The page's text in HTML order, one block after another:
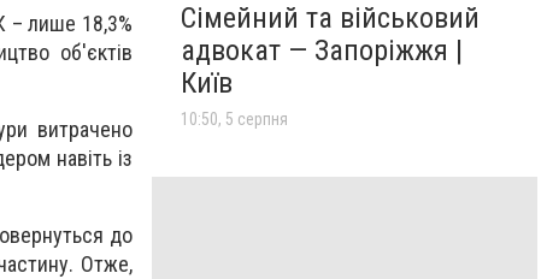
– лише 18,3%
об'єктів
витрачено
навіть із
до
Отже,
Сімейний та військовий
адвокат — Запоріжжя |
Київ
10:50, 5 серпня